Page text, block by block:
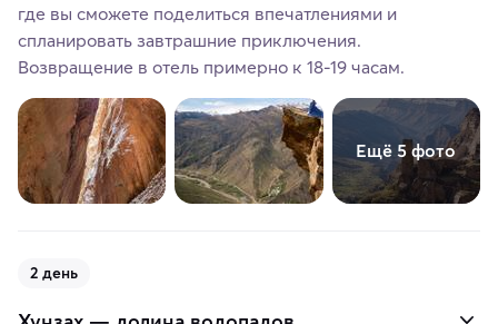
где вы сможете поделиться впечатлениями и
спланировать завтрашние приключения.
Возвращение в отель примерно к 18-19 часам.
Ещё 5 фото
2 день